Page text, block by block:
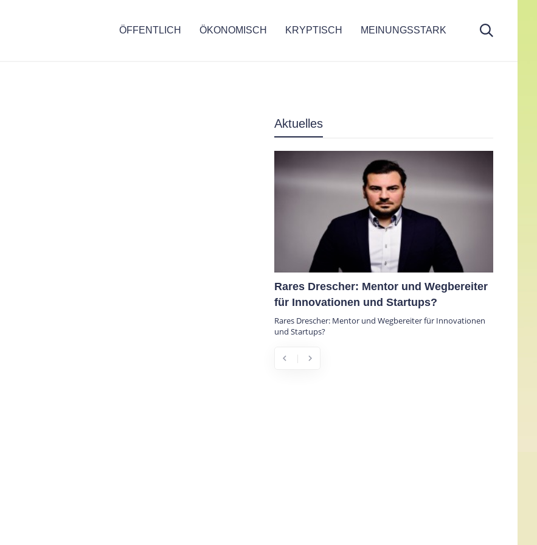
ÖFFENTLICH ÖKONOMISCH KRYPTISCH MEINUNGSSTARK
Aktuelles
Rares Drescher: Mentor und Wegbereiter
für Innovationen und Startups?
Rares Drescher: Mentor und Wegbereiter für Innovationen
und Startups?
chevron_left chevron_right